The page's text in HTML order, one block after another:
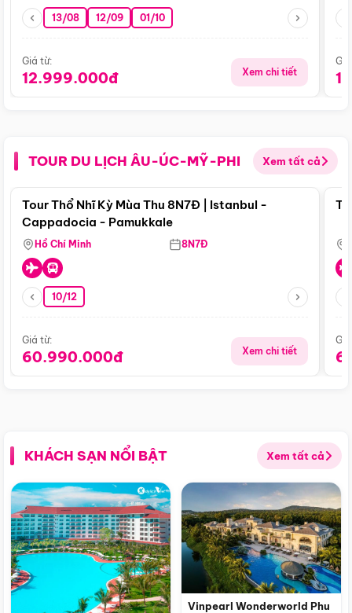
13/08 12/09 01/10
Giá từ:
12.999.000đ Xem chi tiết
TOUR DU LỊCH ÂU-ÚC-MỸ-PHI Xem tất cả
Điểm nổi bật
Tour Thổ Nhĩ Kỳ Mùa Thu 8N7Đ | Istanbul -
Cappadocia - Pamukkale
Hồ Chí Minh 8N7Đ
10/12
Giá từ:
60.990.000đ Xem chi tiết
KHÁCH SẠN NỔI BẬT Xem tất cả
Vinpearl Wonderworld Phu